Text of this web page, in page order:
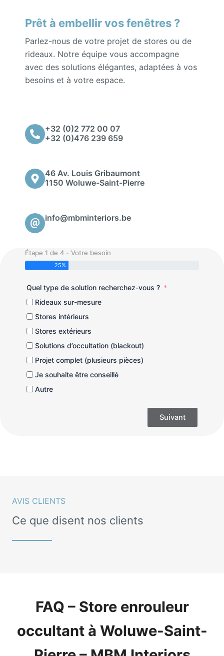
Prêt à embellir vos fenêtres ?
Parlez-nous de votre projet de stores ou de
rideaux. Notre équipe vous accompagne
avec des solutions élégantes, adaptées à vos
besoins et à votre espace.
+32 (0)2 772 00 07
+32 (0)476 239 659
46 Av. Louis Gribaumont
1150 Woluwe-Saint-Pierre
info@mbminteriors.be
Étape 1 de 4 - Votre besoin
25%
Quel type de solution recherchez-vous ?
Rideaux sur-mesure
Stores intérieurs
Stores extérieurs
Solutions d’occultation (blackout)
Projet complet (plusieurs pièces)
Je souhaite être conseillé
Autre
Suivant
AVIS CLIENTS
Ce que disent nos clients
FAQ – Store enrouleur
occultant à Woluwe-Saint-